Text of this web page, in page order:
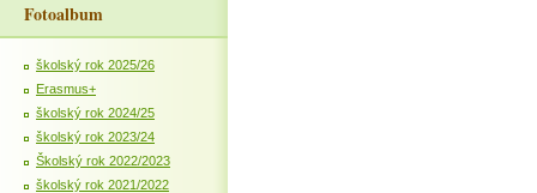
Fotoalbum
školský rok 2025/26
Erasmus+
školský rok 2024/25
školský rok 2023/24
Školský rok 2022/2023
školský rok 2021/2022